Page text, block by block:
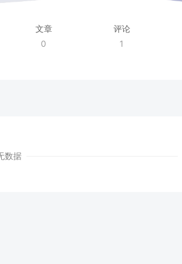
文章
0
评论
1
数据